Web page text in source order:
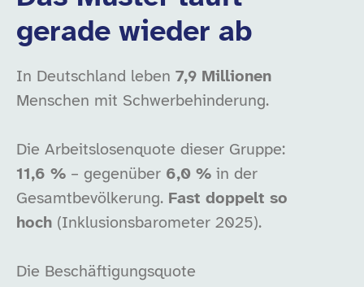
gerade wieder ab
In Deutschland leben 7,9 Millionen
Menschen mit Schwerbehinderung.
Die Arbeitslosenquote dieser Gruppe:
11,6 % – gegenüber 6,0 % in der
Gesamtbevölkerung. Fast doppelt so
hoch (Inklusionsbarometer 2025).
Die Beschäftigungsquote